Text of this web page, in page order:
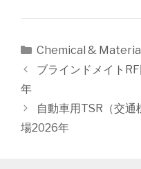
カ
テ
ー
Chemical &
投
稿
ゲ
ブラインドメイト
年
自動車用TSR（交
場2026年